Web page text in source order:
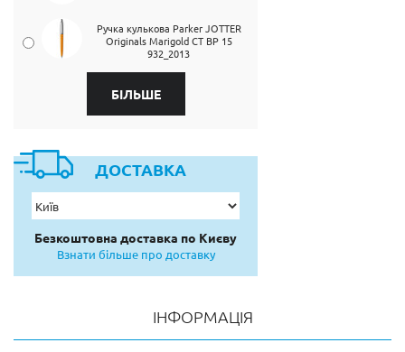
Ручка кулькова Parker JOTTER
Originals Marigold CT BP 15
932_2013
БІЛЬШЕ
ДОСТАВКА
Безкоштовна доставка по Києву
Взнати більше про доставку
ІНФОРМАЦІЯ